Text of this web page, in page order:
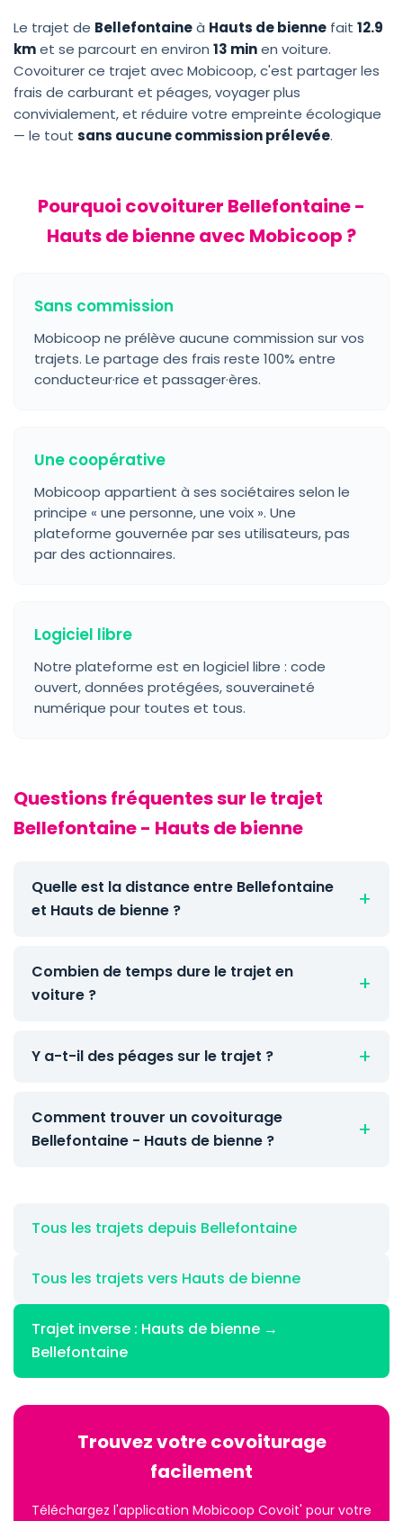
Le trajet de Bellefontaineà Hauts de bienne fait 12.9
kmet se parcourt en environ 13 minen voiture.
Covoiturer ce trajet avec Mobicoop, c'est partager les
frais de carburant et péages, voyager plus
convivialement, et réduire votre empreinte écologique
— le tout sans aucune commission prélevée.
Pourquoi covoiturer Bellefontaine -
Hauts de bienne avec Mobicoop ?
Sans commission
Mobicoop ne prélève aucune commission sur vos
trajets. Le partage des frais reste 100% entre
conducteur·rice et passager·ères.
Une coopérative
Mobicoop appartient à ses sociétaires selon le
principe « une personne, une voix ». Une
plateforme gouvernée par ses utilisateurs, pas
par des actionnaires.
Logiciel libre
Notre plateforme est en logiciel libre : code
ouvert, données protégées, souveraineté
numérique pour toutes et tous.
Questions fréquentes sur le trajet
Bellefontaine - Hauts de bienne
Quelle est la distance entre Bellefontaine
et Hauts de bienne ?
Combien de temps dure le trajet en
voiture ?
Y a-t-il des péages sur le trajet ?
Comment trouver un covoiturage
Bellefontaine - Hauts de bienne ?
Tous les trajets depuis Bellefontaine
Tous les trajets vers Hauts de bienne
Trajet inverse : Hauts de bienne →
Bellefontaine
Trouvez votre covoiturage
facilement
Téléchargez l'application Mobicoop Covoit' pour votre